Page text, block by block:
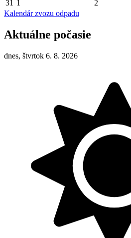
31 1 2
Kalendár zvozu odpadu
Aktuálne počasie
dnes, štvrtok 6. 8. 2026